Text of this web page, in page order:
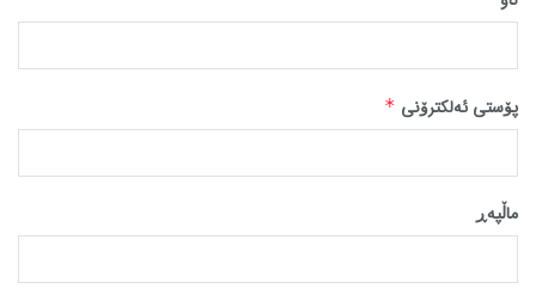
پۆستی ئەلکترۆنی *
ماڵپه‌ڕ